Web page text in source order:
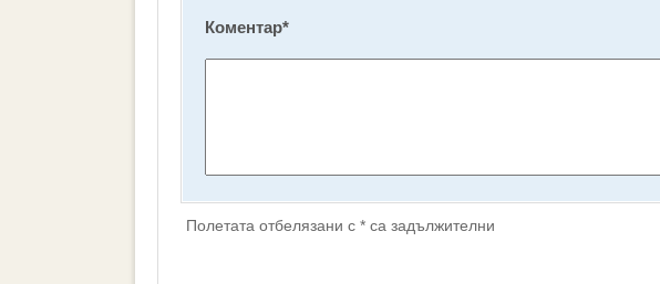
Коментар*
Полетата отбелязани с * са задължителни